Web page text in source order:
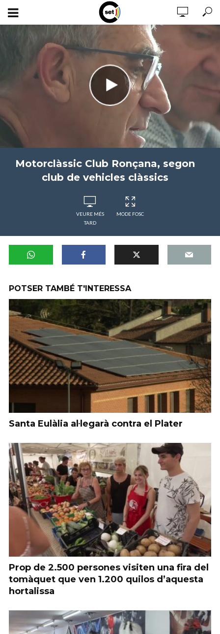
Motorclàssic Club Ronçana, segon
club de vehicles clàssics
VEURE MÉS
TARD
MODE FOSC
POTSER TAMBÉ T'INTERESSA
Santa Eulàlia al·legarà contra el Plater
Prop de 2.500 persones visiten una fira del
tomàquet que ven 1.200 quilos d’aquesta
hortalissa